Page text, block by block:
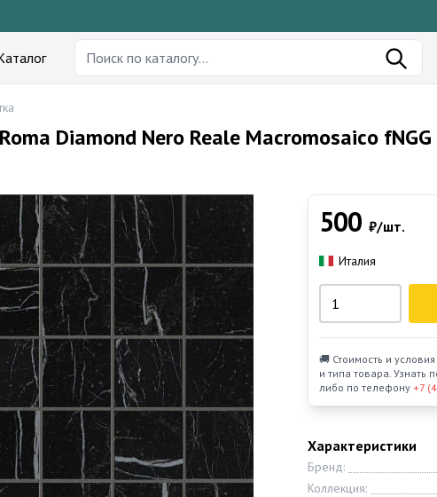
Diamond Nero Reale Macromosaico
Характеристики
Бренд:
Коллекция:
500 ₽/шт.
Италия
🚚 Стоимость и
и типа товара. Узнать
либо по телефону +7